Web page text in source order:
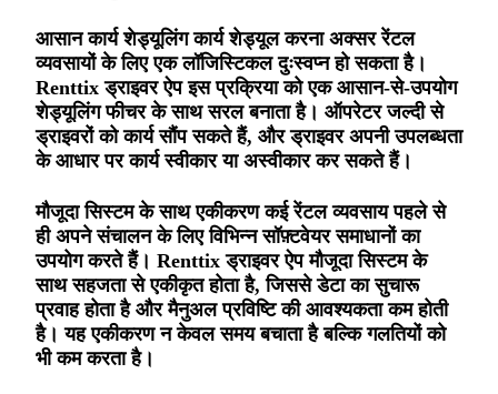
आसान कार्य शेड्यूलिंग कार्य शेड्यूल करना अक्सर रेंटल
व्यवसायों के लिए एक लॉजिस्टिकल दुःस्वप्न हो सकता है।
Renttix ड्राइवर ऐप इस प्रक्रिया को एक आसान-से-उपयोग
शेड्यूलिंग फीचर के साथ सरल बनाता है। ऑपरेटर जल्दी से
ड्राइवरों को कार्य सौंप सकते हैं, और ड्राइवर अपनी उपलब्धता
के आधार पर कार्य स्वीकार या अस्वीकार कर सकते हैं।
मौजूदा सिस्टम के साथ एकीकरण कई रेंटल व्यवसाय पहले से
ही अपने संचालन के लिए विभिन्न सॉफ़्टवेयर समाधानों का
उपयोग करते हैं। Renttix ड्राइवर ऐप मौजूदा सिस्टम के
साथ सहजता से एकीकृत होता है, जिससे डेटा का सुचारू
प्रवाह होता है और मैनुअल प्रविष्टि की आवश्यकता कम होती
है। यह एकीकरण न केवल समय बचाता है बल्कि गलतियों को
भी कम करता है।